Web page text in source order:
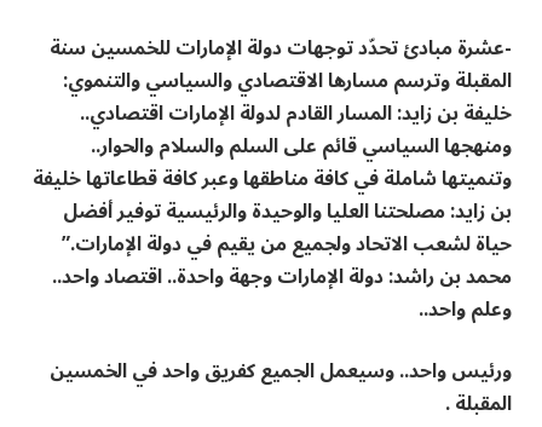
-عشرة مبادئ تحدّد توجهات دولة الإمارات للخمسين سنة
المقبلة وترسم مسارها الاقتصادي والسياسي والتنموي:
خليفة بن زايد: المسار القادم لدولة الإمارات اقتصادي..
ومنهجها السياسي قائم على السلم والسلام والحوار..
وتنميتها شاملة في كافة مناطقها وعبر كافة قطاعاتها خليفة
بن زايد: مصلحتنا العليا والوحيدة والرئيسية توفير أفضل
حياة لشعب الاتحاد ولجميع من يقيم في دولة الإمارات.”
محمد بن راشد: دولة الإمارات وجهة واحدة.. اقتصاد واحد..
وعلم واحد..
ورئيس واحد.. وسيعمل الجميع كفريق واحد في الخمسين
المقبلة .